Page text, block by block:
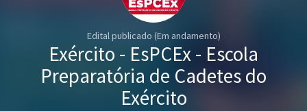
Graduação
Edital publicado (Em andamento)
Exército - EsPCEx - Escola
Preparatória de Cadetes do
Exército